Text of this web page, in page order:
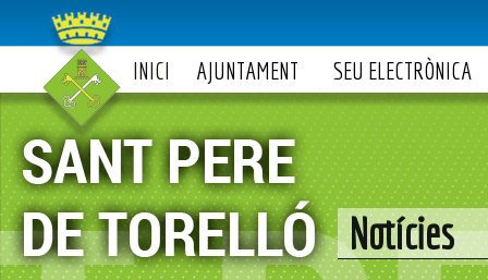
INICI AJUNTAMENT SEU ELECTRÒNICA
Notícies